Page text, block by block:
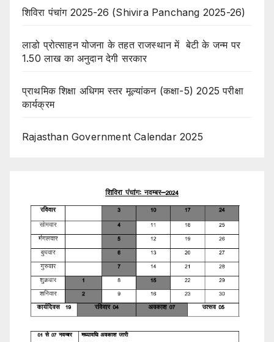
शिविरा पंचांग 2025-26 (Shivira Panchang 2025-26)
लाडो प्रोत्साहन योजना के तहत राजस्थान में बेटी के जन्म पर
1.50 लाख का अनुदान देगी सरकार
प्राथमिक शिक्षा अधिगम स्तर मूल्यांकन (कक्षा-5) 2025 परीक्षा
कार्यक्रम
Rajasthan Government Calendar 2025